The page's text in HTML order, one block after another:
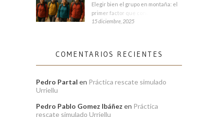
Elegir bien el grupo en montaña: el
primer factor que condiciona tu
15 diciembre, 2025
COMENTARIOS RECIENTES
Pedro Partal en Práctica rescate simulado
Urriellu
Pedro Pablo Gomez Ibáñez en Práctica
rescate simulado Urriellu